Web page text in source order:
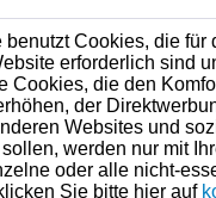
benutzt Cookies, die für
erforderlich sind
Cookies, die den
der
Websites und
werden nur mit
oder alle nicht-
Sie bitte hier auf